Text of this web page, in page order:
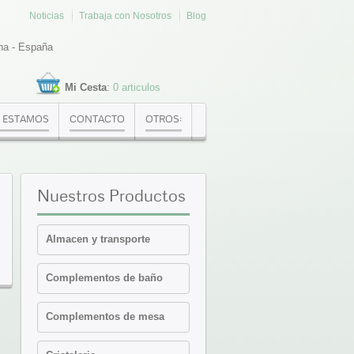
Noticias Trabaja con Nosotros Blog
- España
Mi Cesta: 0 articulos
CONTACTO OTROS:
Nuestros Productos
Almacen y transporte
Contenedores y cajas
isotermicas
Estanterias
Palets PVC y plataformas
Complementos de baño
Complementos de mesa